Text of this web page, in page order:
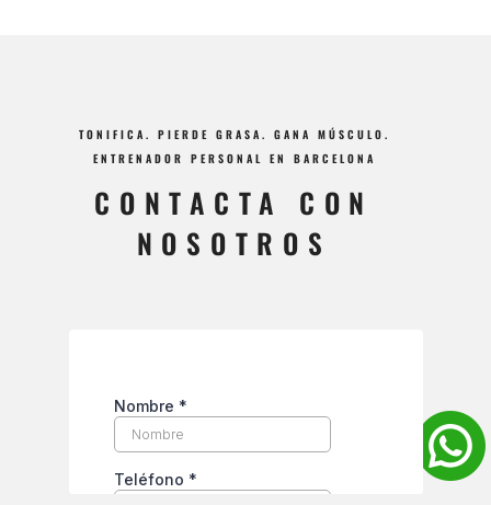
TONIFICA. PIERDE GRASA. GANA MÚSCULO.
ENTRENADOR PERSONAL EN BARCELONA
CONTACTA CON
NOSOTROS